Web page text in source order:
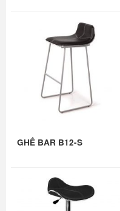
GHẾ BAR B12-S